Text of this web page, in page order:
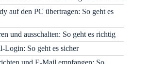
auf den PC übertragen: So geht es
und ausschalten: So geht es richtig
Login: So geht es sicher
und E-Mail empfangen: So